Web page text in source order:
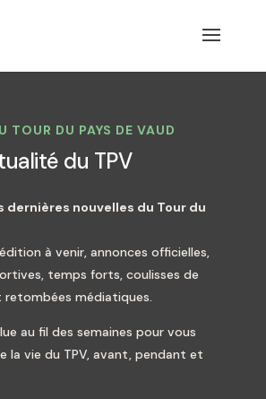
TOUR DU PAYS DE VAUD
du TPV
dernières nouvelles du Tour du
à venir, annonces officielles,
temps forts, coulisses de
retombées médiatiques.
au fil des semaines pour vous
la vie du TPV, avant, pendant et